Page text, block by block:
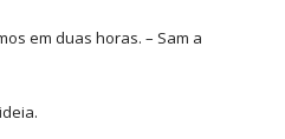
em duas horas. – Sam a